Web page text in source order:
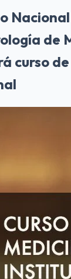
de
curso